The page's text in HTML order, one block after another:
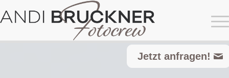
Jetzt anfragen!